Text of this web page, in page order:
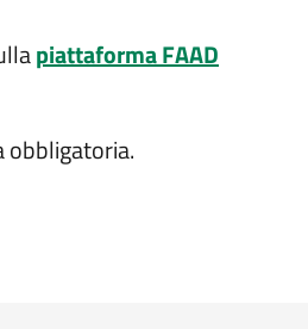
piattaforma FAAD
obbligatoria.